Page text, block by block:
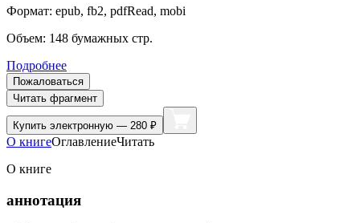
Формат: epub, fb2, pdfRead, mobi
Объем: 148 бумажных стр.
Подробнее
Пожаловаться
Читать фрагмент
Купить электронную — 280 ₽
О книгеОглавлениеЧитать
О книге
аннотация